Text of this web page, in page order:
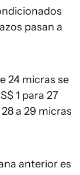
pasan a
24 micras se
1 para 27
a 29 micras
anterior es